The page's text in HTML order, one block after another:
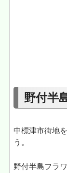
野付半
中標津市街地
う。
野付半島フラ